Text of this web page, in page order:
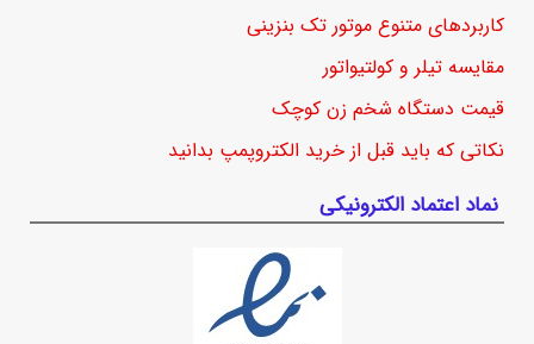
کاربردهای متنوع موتور تک بنزینی
مقایسه تیلر و کولتیواتور
قیمت دستگاه شخم زن کوچک
نکاتی که باید قبل از خرید الکتروپمپ بدانید
نماد اعتماد الکترونیکی